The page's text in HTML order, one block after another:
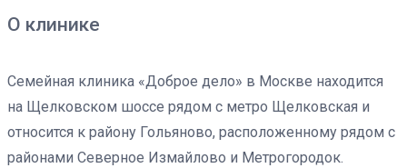
О клинике
Семейная клиника «Доброе дело» в Москве находится
на Щелковском шоссе рядом с метро Щелковская и
относится к району Гольяново, расположенному рядом с
районами Северное Измайлово и Метрогородок.